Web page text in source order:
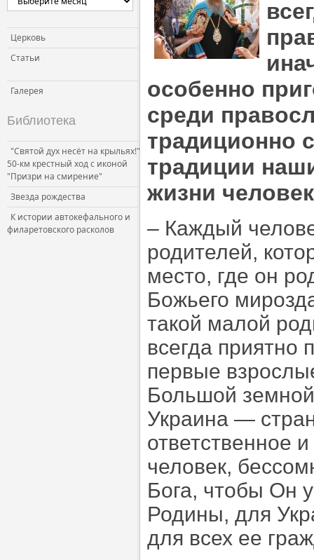
Церковь
Статьи
Галерея
Библиотека
"Святой дух несёт на крыльях!"
50-км крестный ход с иконой
"Призри на смирение"
Звезда рождества
К истории автокефального и
филаретовского расколов
особенно
среди
традиционно
традиции
жизни
– Каждый
родителей,
место, где он
Божьего
такой малой
всегда приятно
первые
Большой
Украина —
ответственное
человек,
Бога, чтобы Он
Родины, для
для всех ее